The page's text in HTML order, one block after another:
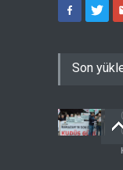
Son